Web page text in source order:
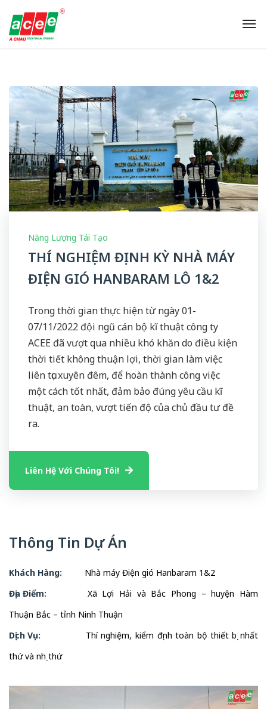
Năng Lượng Tái Tạo
THÍ NGHIỆM ĐỊNH KỲ NHÀ MÁY
ĐIỆN GIÓ HANBARAM LÔ 1&2
Trong thời gian thực hiện từ ngày 01-
07/11/2022 đội ngũ cán bộ kĩ thuật công ty
ACEE đã vượt qua nhiều khó khăn do điều kiện
thời tiết không thuận lợi, thời gian làm việc
liên tục xuyên đêm, để hoàn thành công việc
một cách tốt nhất, đảm bảo đúng yêu cầu kĩ
thuật, an toàn, vượt tiến độ của chủ đầu tư đề
ra.
Liên Hệ Với Chúng Tôi!
Thông Tin Dự Án
Khách Hàng:
Nhà máy Điện gió Hanbaram 1&2
Địa Điểm:
Xã Lợi Hải và Bắc Phong – huyện Hàm
Thuận Bắc – tỉnh Ninh Thuận
Dịch Vụ:
Thí nghiệm, kiểm định toàn bộ thiết bị nhất
thứ và nhị thứ